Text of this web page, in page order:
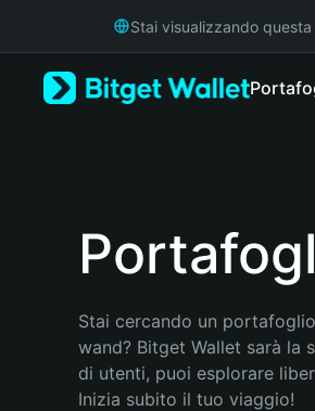
Русский
Bahasa Indonesia
Stai visualizzando
Stai cercando un
wand? Bitget Wallet sarà la
di utenti, puoi esplorare
Inizia subito il tuo viaggio!